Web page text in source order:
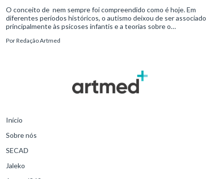
O conceito de nem sempre foi compreendido como é hoje. Em
diferentes períodos históricos, o autismo deixou de ser associado
principalmente às psicoses infantis e a teorias sobre o
transtorno do des
PorRedação Artmed
Início
Sobre nós
SECAD
Jaleko